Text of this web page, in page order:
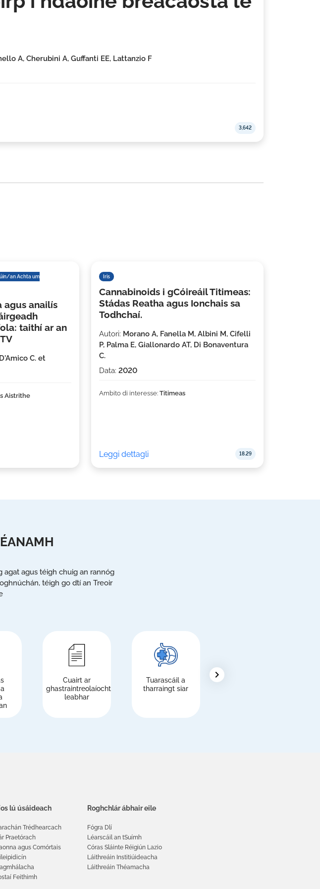
3,642
A, Cherubini A, Guffanti EE, Lattanzio F
an Achta um
agus anailís
taithí ar an
C. et
Aistrithe
Iris
18.29
Cannabinoids i gCóireáil Titimeas:
Stádas Reatha agus Ionchais sa
Todhchaí.
Autori: Morano A, Fanella M, Albini M, Cifelli
P, Palma E, Giallonardo AT, Di Bonaventura
C.
Data: 2020
Ambito di interesse: Titimeas
Leggi dettagli
agat agus téigh chuig an rannóg
téigh go dtí an Treoir
Cuairt ar
ghastraintreolaíocht
leabhar
Tuarascáil a
tharraingt siar
chevron_right
lú úsáideach
Trédhearcach
Praetórach
agus Comórtais
Feithimh
Roghchlár ábhair eile
Fógra Dlí
Léarscáil an tSuímh
Córas Sláinte Réigiún Lazio
Láithreáin Institiúideacha
Láithreáin Théamacha